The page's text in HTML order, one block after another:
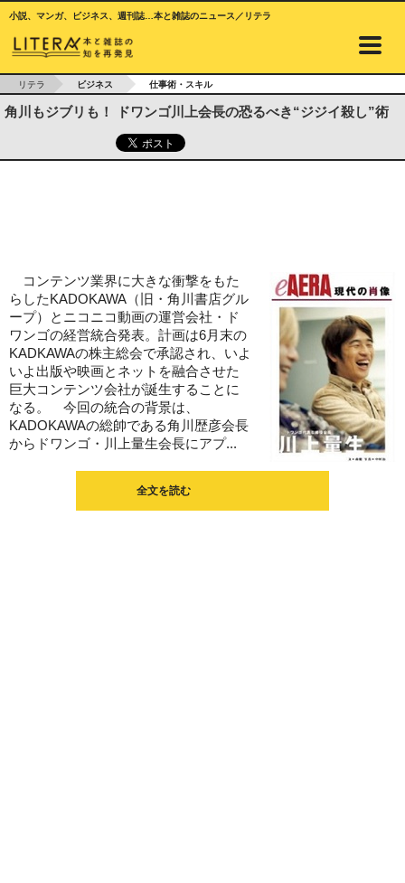
小説、マンガ、ビジネス、週刊誌…本と雑誌のニュース／リテラ
リテラ ビジネス 仕事術・スキル
角川もジブリも！ ドワンゴ川上会長の恐るべき“ジジイ殺し”術
コンテンツ業界に大きな衝撃をもた
らしたKADOKAWA（旧・角川書店グル
ープ）とニコニコ動画の運営会社・ド
ワンゴの経営統合発表。計画は6月末の
KADKAWAの株主総会で承認され、いよ
いよ出版や映画とネットを融合させた
巨大コンテンツ会社が誕生することに
なる。 今回の統合の背景は、
KADOKAWAの総帥である角川歴彦会長
からドワンゴ・川上量生会長にアプ...
全文を読む